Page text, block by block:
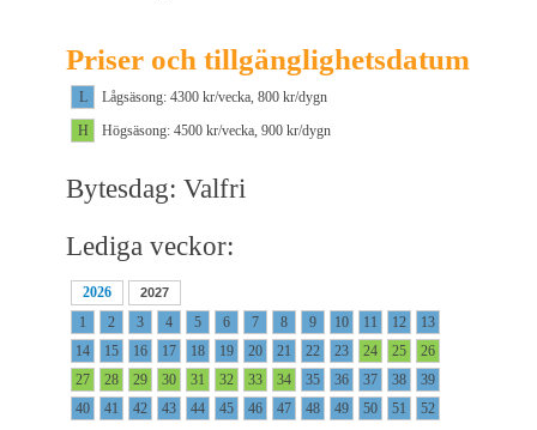
Priser och tillgänglighetsdatum
L
Lågsäsong: 4300 kr/vecka, 800 kr/dygn
H
Högsäsong: 4500 kr/vecka, 900 kr/dygn
Bytesdag: Valfri
Lediga veckor:
2026 2027
1 2 3 4 5 6 7 8 9 10 11 12
13
14
15 16 17 18 19 20 21 22 23 24 25
26
27
28 29 30 31 32 33 34 35 36 37 38
39
40
41 42 43 44 45 46 47 48 49 50 51 52